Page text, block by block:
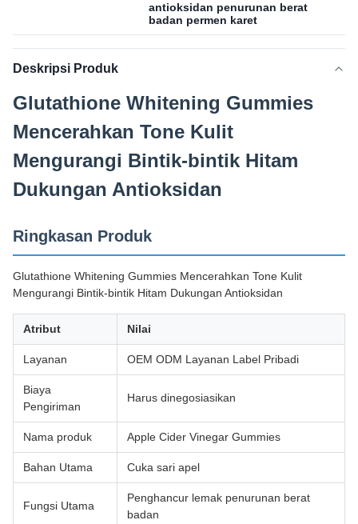
antioksidan penurunan berat
badan permen karet
Deskripsi Produk
Glutathione Whitening Gummies
Mencerahkan Tone Kulit
Mengurangi Bintik-bintik Hitam
Dukungan Antioksidan
Ringkasan Produk
Glutathione Whitening Gummies Mencerahkan Tone Kulit
Mengurangi Bintik-bintik Hitam Dukungan Antioksidan
Atribut Nilai
Layanan OEM ODM Layanan Label Pribadi
Biaya
Pengiriman
Harus dinegosiasikan
Nama produk Apple Cider Vinegar Gummies
Bahan Utama Cuka sari apel
Fungsi Utama
Penghancur lemak penurunan berat
badan